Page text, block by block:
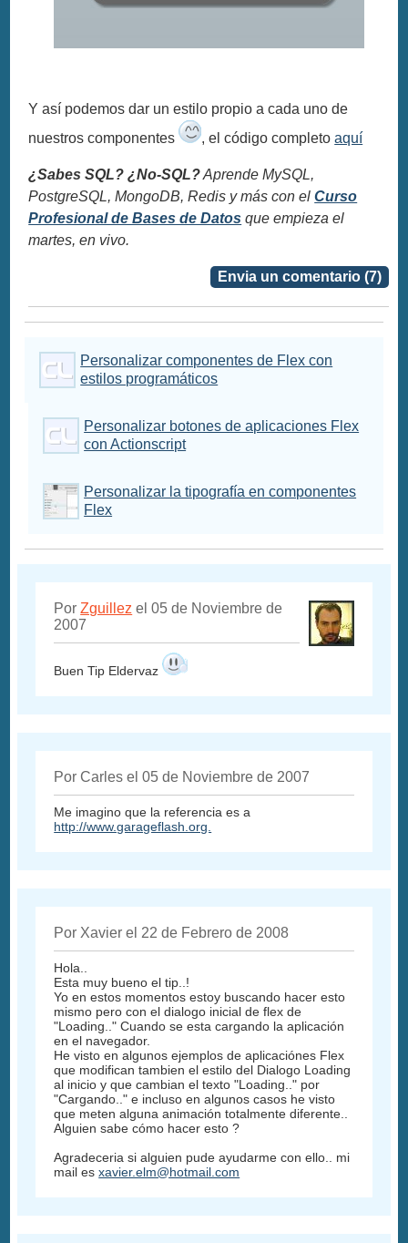
Y así podemos dar un estilo propio a cada uno de
nuestros componentes
, el código completoaquí
¿Sabes SQL? ¿No-SQL?Aprende MySQL,
PostgreSQL, MongoDB, Redis y más con elCurso
Profesional de Bases de Datos que empieza el
martes, en vivo.
Envia un comentario (7)
Personalizar componentes de Flex con
estilos programáticos
Personalizar botones de aplicaciones Flex
con Actionscript
Personalizar la tipografía en componentes
Flex
PorZguillez el 05 de Noviembre de
2007
Buen Tip Eldervaz
Por Carles el 05 de Noviembre de 2007
Me imagino que la referencia es a
http://www.garageflash.org.
Por Xavier el 22 de Febrero de 2008
Hola..
Esta muy bueno el tip..!
Yo en estos momentos estoy buscando hacer esto
mismo pero con el dialogo inicial de flex de
"Loading.." Cuando se esta cargando la aplicación
en el navegador.
He visto en algunos ejemplos de aplicaciónes Flex
que modifican tambien el estilo del Dialogo Loading
al inicio y que cambian el texto "Loading.." por
"Cargando.." e incluso en algunos casos he visto
que meten alguna animación totalmente diferente..
Alguien sabe cómo hacer esto ?
Agradeceria si alguien pude ayudarme con ello.. mi
mail esxavier.elm@hotmail.com